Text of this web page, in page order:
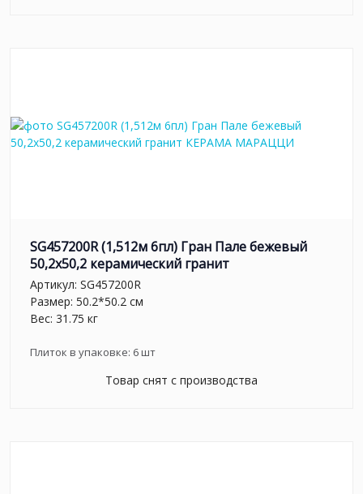
SG457200R (1,512м 6пл) Гран Пале бежевый
50,2x50,2 керамический гранит
Артикул: SG457200R
Размер: 50.2*50.2 см
Вес: 31.75 кг
Плиток в упаковке: 6шт
Товар снят с производства